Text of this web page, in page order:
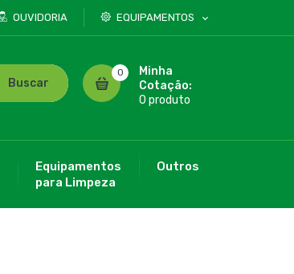
OUVIDORIA EQUIPAMENTOS
Buscar
0
Minha
Cotação:
0 produto
Equipamentos
para Limpeza
Outros